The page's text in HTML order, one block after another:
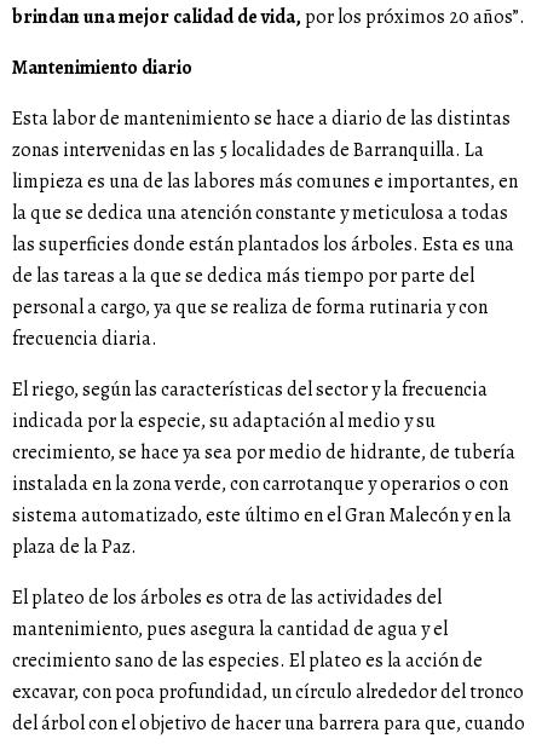
brindan una mejor calidad de vida,por los próximos 20 años”.
Mantenimiento diario
Esta labor de mantenimiento se hace a diario de las distintas
zonas intervenidas en las 5 localidades de Barranquilla. La
limpieza es una de las labores más comunes e importantes, en
la que se dedica una atención constante y meticulosa a todas
las superficies donde están plantados los árboles. Esta es una
de las tareas a la que se dedica más tiempo por parte del
personal a cargo, ya que se realiza de forma rutinaria y con
frecuencia diaria.
El riego, según las características del sector y la frecuencia
indicada por la especie, su adaptación al medio y su
crecimiento, se hace ya sea por medio de hidrante, de tubería
instalada en la zona verde, con carrotanque y operarios o con
sistema automatizado, este último en el Gran Malecón y en la
plaza de la Paz.
El plateo de los árboles es otra de las actividades del
mantenimiento, pues asegura la cantidad de agua y el
crecimiento sano de las especies. El plateo es la acción de
excavar, con poca profundidad, un círculo alrededor del tronco
del árbol con el objetivo de hacer una barrera para que, cuando